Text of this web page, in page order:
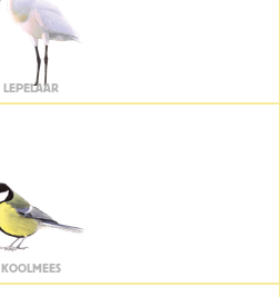
LEPELAAR
KOOLMEES